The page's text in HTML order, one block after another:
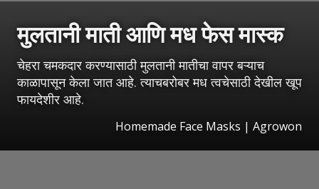
मुलतानी माती आणि मध फेस मास्क
चेहरा चमकदार करण्यासाठी मुलतानी मातीचा वापर बऱ्याच
काळापासून केला जात आहे. त्याचबरोबर मध त्वचेसाठी देखील खूप
फायदेशीर आहे.
Homemade Face Masks | Agrowon